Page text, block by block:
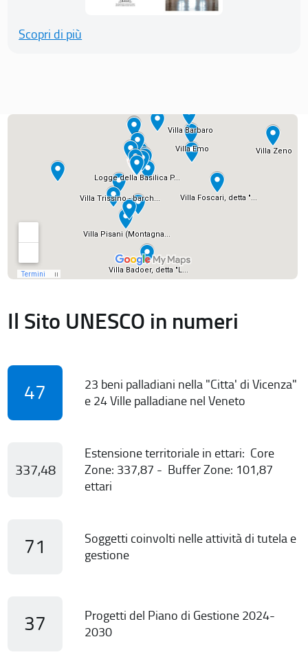
Scopri di più
Il Sito UNESCO in numeri
47
23 beni palladiani nella "Citta' di Vicenza"
e 24 Ville palladiane nel Veneto
337,48
Estensione territoriale in ettari: Core
Zone: 337,87 - Buffer Zone: 101,87
ettari
71
Soggetti coinvolti nelle attività di tutela e
gestione
37
Progetti del Piano di Gestione 2024-
2030